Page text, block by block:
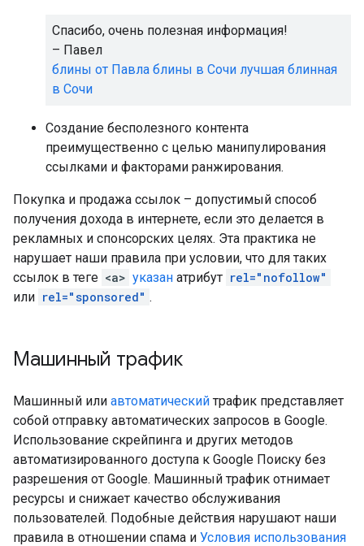
Спасибо, очень полезная информация!
– Павел
блины от Павла блины в Сочи лучшая блинная
в Сочи
Создание бесполезного контента
преимущественно с целью манипулирования
ссылками и факторами ранжирования.
Покупка и продажа ссылок – допустимый способ
получения дохода в интернете, если это делается в
рекламных и спонсорских целях. Эта практика не
нарушает наши правила при условии, что для таких
ссылок в теге <a> указан атрибут rel="nofollow"
или rel="sponsored" .
Машинный трафик
Машинный или автоматический трафик представляет
собой отправку автоматических запросов в Google.
Использование скрейпинга и других методов
автоматизированного доступа к Google Поиску без
разрешения от Google. Машинный трафик отнимает
ресурсы и снижает качество обслуживания
пользователей. Подобные действия нарушают наши
правила в отношении спама и Условия использования